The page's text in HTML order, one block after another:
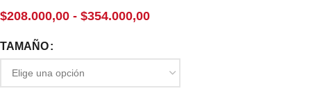
$208.000,00 - $354.000,00
TAMAÑO